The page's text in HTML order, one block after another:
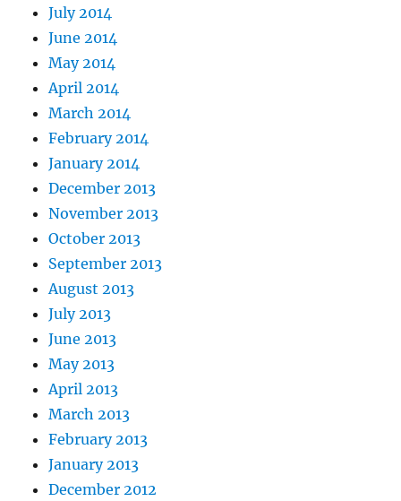
July 2014
June 2014
May 2014
April 2014
March 2014
February 2014
January 2014
December 2013
November 2013
October 2013
September 2013
August 2013
July 2013
June 2013
May 2013
April 2013
March 2013
February 2013
January 2013
December 2012